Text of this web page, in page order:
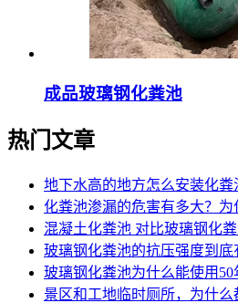
成品玻璃钢化粪池
热门文章
地下水高的地方怎么安装化
化粪池渗漏的危害有多大？
混凝土化粪池 对比玻璃钢化
玻璃钢化粪池的抗压强度到底
玻璃钢化粪池为什么能使用
景区和工地临时厕所，为什么